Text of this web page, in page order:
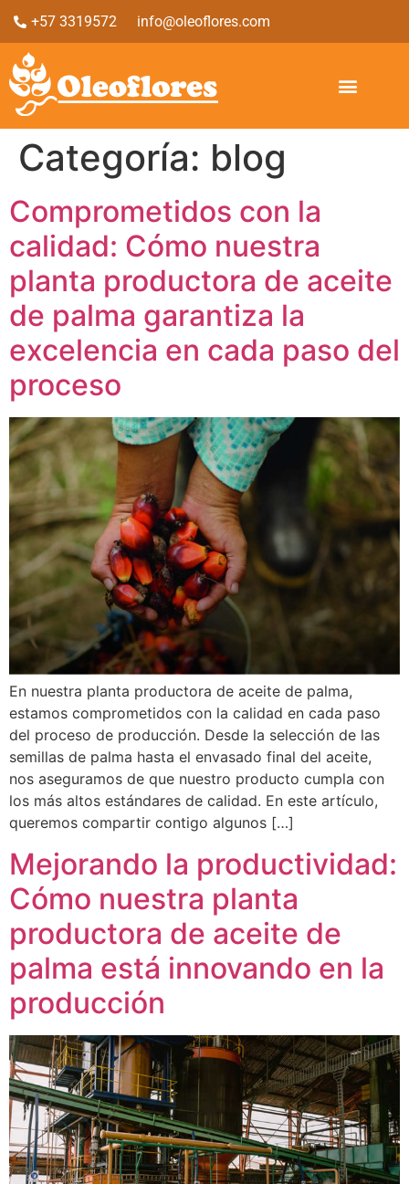
+57 3319572 info@oleoflores.com
Categoría: blog
Comprometidos con la
calidad: Cómo nuestra
planta productora de aceite
de palma garantiza la
excelencia en cada paso del
proceso
En nuestra planta productora de aceite de palma,
estamos comprometidos con la calidad en cada paso
del proceso de producción. Desde la selección de las
semillas de palma hasta el envasado final del aceite,
nos aseguramos de que nuestro producto cumpla con
los más altos estándares de calidad. En este artículo,
queremos compartir contigo algunos […]
Mejorando la productividad:
Cómo nuestra planta
productora de aceite de
palma está innovando en la
producción